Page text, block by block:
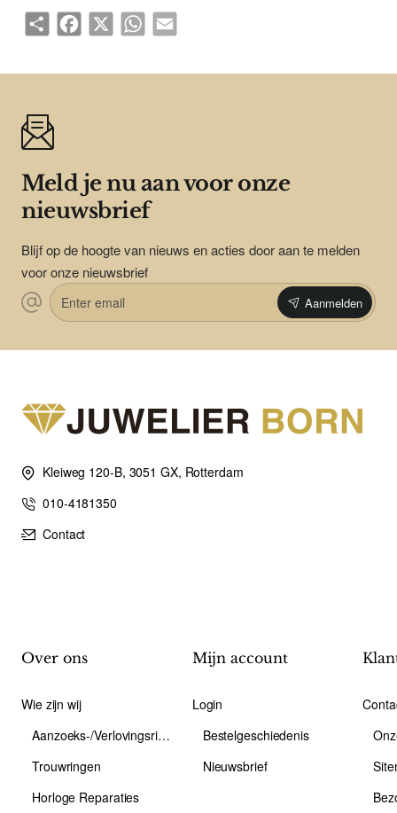
ShareFacebook
X WhatsAppEmail
Meld je nu aan voor onze
nieuwsbrief
Blijf op de hoogte van nieuws en acties door aan te melden
voor onze nieuwsbrief
Enter
email
Aanmelden
Kleiweg 120-B, 3051 GX, Rotterdam
010-4181350
Contact
Over ons
Wie zijn wij
Aanzoeks-/Verlovingsring
Trouwringen
Horloge Reparaties
Mijn account
Login
Bestelgeschiedenis
Nieuwsbrief